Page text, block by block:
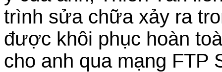
trình sửa chữa xảy ra
được khôi phục hoàn
cho anh qua mạng FTP